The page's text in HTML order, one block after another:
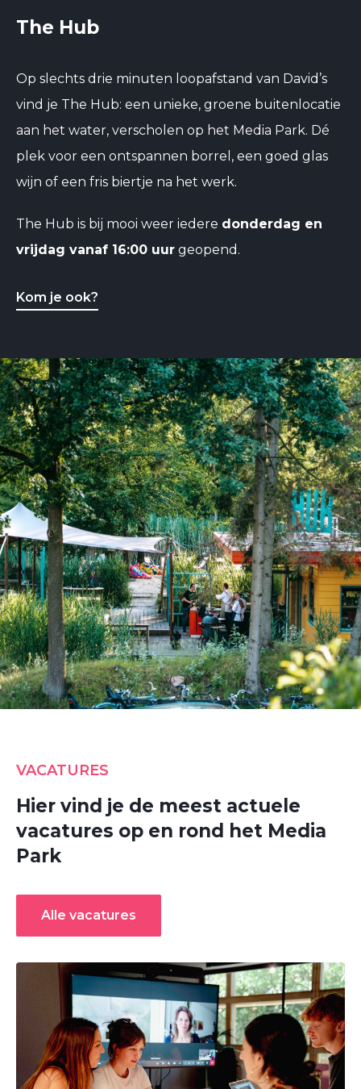
The Hub
Op slechts drie minuten loopafstand van David’s
vind je The Hub: een unieke, groene buitenlocatie
aan het water, verscholen op het Media Park. Dé
plek voor een ontspannen borrel, een goed glas
wijn of een fris biertje na het werk.
The Hub is bij mooi weer iedere donderdag en
vrijdag vanaf 16:00 uur geopend.
Kom je ook?
VACATURES
Hier vind je de meest actuele
vacatures op en rond het Media
Park
Alle vacatures